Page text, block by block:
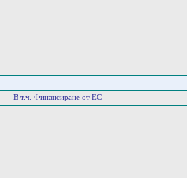
В т.ч. Финансиране от ЕС